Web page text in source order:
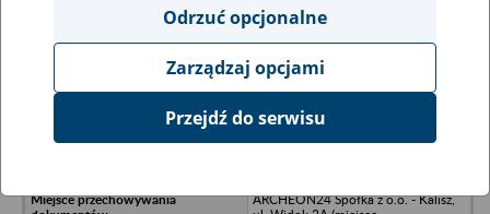
Ukryj wszystkie pozycje bazy
WEN MAZOWSZE - Zielonka, ul.
ARCHEON24 Spółka z o.o. - Kalisz,
Odrzuć opcjonalne
Zarządzaj opcjami
Przejdź do serwisu